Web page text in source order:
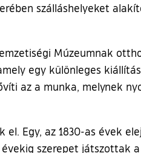
szálláshelyeket
Múzeumnak
egy különleges
az a munka, melynek
Egy, az 1830-as évek
szerepet játszottak